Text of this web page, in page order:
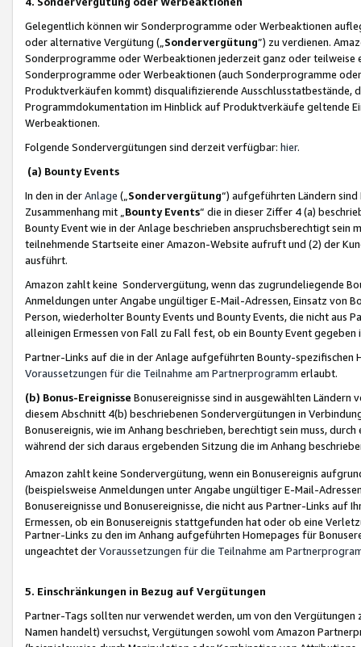
Gelegentlich können wir Sonderprogramme oder Werbeaktionen
oder alternative Vergütung („ Sondervergütung”) zu verdienen.
Sonderprogramme oder Werbeaktionen jederzeit ganz oder
Sonderprogramme oder Werbeaktionen (auch Sonderprogramme
Produktverkäufen kommt) disqualifizierende Ausschlusstatbestände,
Programmdokumentation im Hinblick auf Produktverkäufe geltende
Werbeaktionen.
Folgende Sondervergütungen sind derzeit verfügbar: hier.
(a) Bounty Events
In den in derAnlage („ Sondervergütung“) aufgeführten Ländern
Zusammenhang mit „ Bounty Events“ die in dieser Ziffer 4 (a)
Bounty Event wie in der Anlage beschrieben anspruchsberechtigt sein
teilnehmende Startseite einer Amazon-Website aufruft und (2) der
ausführt.
Amazon zahlt keine Sondervergütung, wenn das zugrundeliegende
Anmeldungen unter Angabe ungültiger E-Mail-Adressen, Einsatz von
Person, wiederholter Bounty Events und Bounty Events, die nicht
alleinigen Ermessen von Fall zu Fall fest, ob ein Bounty Event
Partner-Links auf die in der Anlage aufgeführten Bounty-spezifischen
Voraussetzungen für die Teilnahme am Partnerprogramm erlaubt.
(b) Bonus-Ereignisse Bonusereignisse sind in ausgewählten Ländern
diesem Abschnitt 4(b) beschriebenen Sondervergütungen in
Bonusereignis, wie im Anhang beschrieben, berechtigt sein muss,
während der sich daraus ergebenden Sitzung die im Anhang
Amazon zahlt keine Sondervergütung, wenn ein Bonusereignis
(beispielsweise Anmeldungen unter Angabe ungültiger E-Mail-
Bonusereignisse und Bonusereignisse, die nicht aus Partner-Links auf
Ermessen, ob ein Bonusereignis stattgefunden hat oder ob eine
Partner-Links zu den im Anhang aufgeführten Homepages für
ungeachtet derVoraussetzungen für die Teilnahme am
5. Einschränkungen in Bezug auf Vergütungen
Partner-Tags sollten nur verwendet werden, um von den
Namen handelt) versuchst, Vergütungen sowohl vom Amazon